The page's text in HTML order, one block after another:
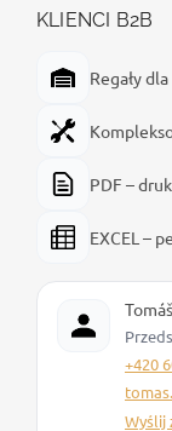
KLIENCI B2B
Regały
PDF –
EXCEL –
+420
Wyślij